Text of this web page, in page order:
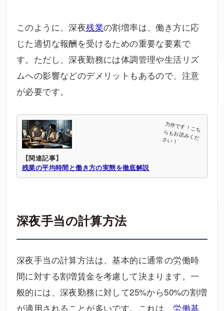
このように、深夜残業の割増率は、働き方に応
じた適切な報酬を受けるための重要な要素で
す。ただし、深夜勤務には体調管理や生活リズ
ムへの影響などのデメリットもあるので、注意
が必要です。
【関連記事】
残業の平均時間と働き方の実態を徹底解説
深夜手当の計算方法
深夜手当の計算方法は、基本的に通常の労働時
間に対する割増賃金を考慮して決まります。一
般的には、深夜勤務に対して25%から50%の割増
が適用されることが多いです。これは、労働基